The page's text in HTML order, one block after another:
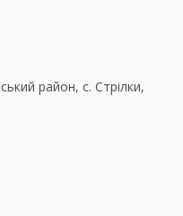
район, с. Стрілки,